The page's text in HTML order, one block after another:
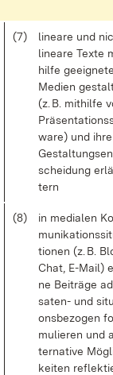
(7)
li­nea­re und
li­nea­re Tex­te
hil­fe
Me­di­en
(z. B. mit­hil­fe
ware) und ih­re
schei­dung
tern
(8)
in me­dia­len
tio­nen (z. B.
Chat, E-Mail)
ne Bei­trä­ge
sa­ten- und
ons­be­zo­gen
mu­lie­ren und
ter­na­ti­ve
kei­ten